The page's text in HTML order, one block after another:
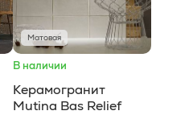
Матовая
В наличии
Керамогранит
Mutina Bas Relief